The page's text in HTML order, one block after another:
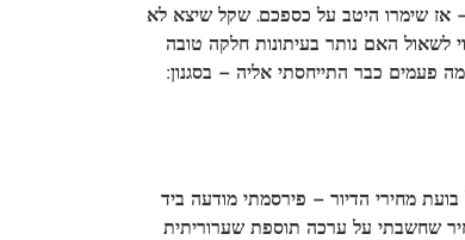
– אז שימרו היטב על כספכם. שקל שיצא לא
לשאול האם נותר בעיתונות חלקה טובה
פעמים כבר התייחסתי אליה – בסגנון:
מחירי הדיור – פירסמתי מודעה ביד
שחשבתי על ערכה תוספת שערוריתית